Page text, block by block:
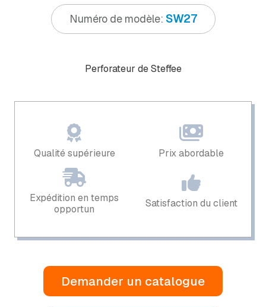
Numéro de modèle: SW27
Perforateur de Steffee
Qualité supérieure Prix ​​abordable
Expédition en temps
opportun
Satisfaction du client
Demander un catalogue